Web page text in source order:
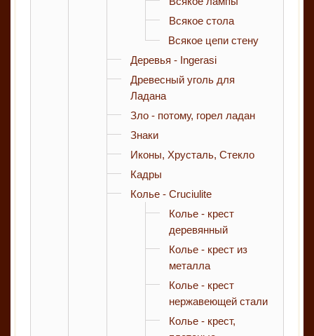
Всякое стола
Всякое цепи стену
Деревья - Ingerasi
Древесный уголь для
Ладана
Зло - потому, горел ладан
Знаки
Иконы, Хрусталь, Стекло
Кадры
Колье - Cruciulite
Колье - крест
деревянный
Колье - крест из
металла
Колье - крест
нержавеющей стали
Колье - крест,